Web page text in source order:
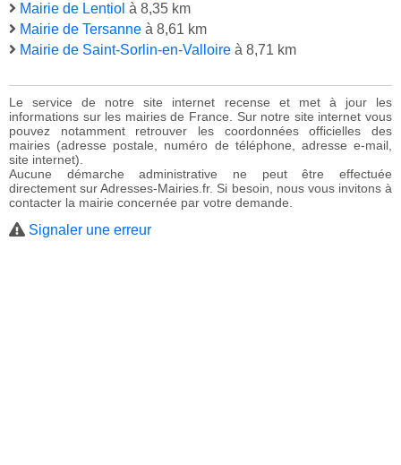
Mairie de Lentiol à 8,35 km
Mairie de Tersanne à 8,61 km
Mairie de Saint-Sorlin-en-Valloire à 8,71 km
Le service de notre site internet recense et met à jour les
informations sur les mairies de France. Sur notre site internet vous
pouvez notamment retrouver les coordonnées officielles des
mairies (adresse postale, numéro de téléphone, adresse e-mail,
site internet).
Aucune démarche administrative ne peut être effectuée
directement sur Adresses-Mairies.fr. Si besoin, nous vous invitons à
contacter la mairie concernée par votre demande.
Signaler une erreur